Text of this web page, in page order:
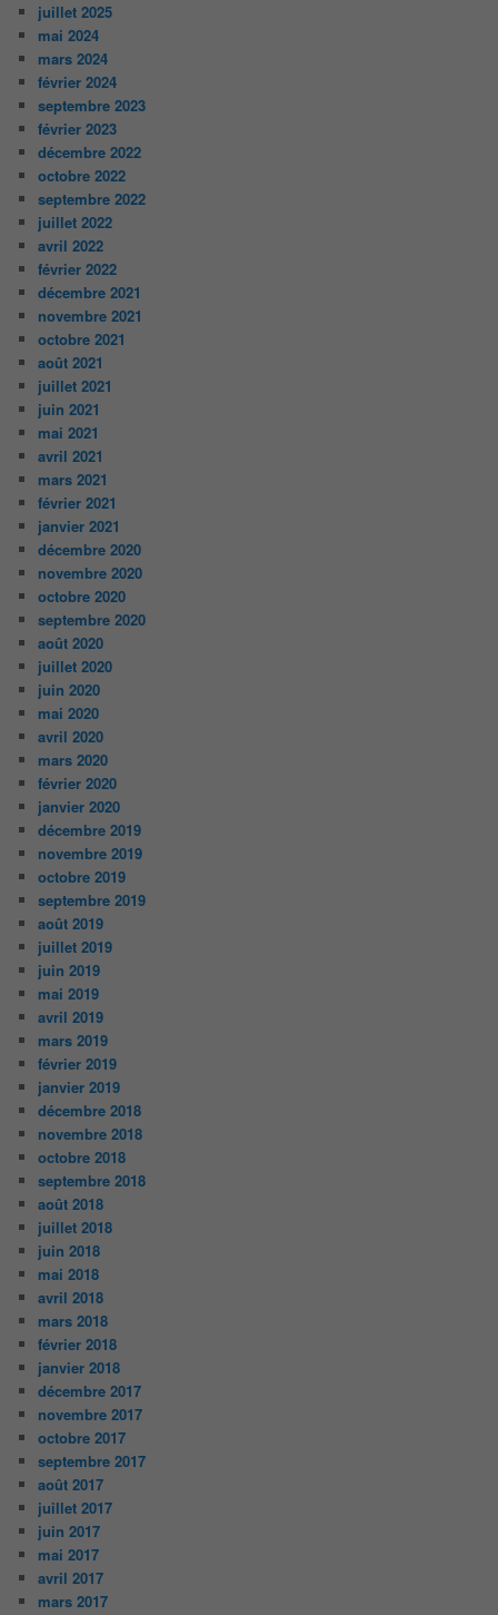
juillet 2025
mai 2024
mars 2024
février 2024
septembre 2023
février 2023
décembre 2022
octobre 2022
septembre 2022
juillet 2022
avril 2022
février 2022
décembre 2021
novembre 2021
octobre 2021
août 2021
juillet 2021
juin 2021
mai 2021
avril 2021
mars 2021
février 2021
janvier 2021
décembre 2020
novembre 2020
octobre 2020
septembre 2020
août 2020
juillet 2020
juin 2020
mai 2020
avril 2020
mars 2020
février 2020
janvier 2020
décembre 2019
novembre 2019
octobre 2019
septembre 2019
août 2019
juillet 2019
juin 2019
mai 2019
avril 2019
mars 2019
février 2019
janvier 2019
décembre 2018
novembre 2018
octobre 2018
septembre 2018
août 2018
juillet 2018
juin 2018
mai 2018
avril 2018
mars 2018
février 2018
janvier 2018
décembre 2017
novembre 2017
octobre 2017
septembre 2017
août 2017
juillet 2017
juin 2017
mai 2017
avril 2017
mars 2017